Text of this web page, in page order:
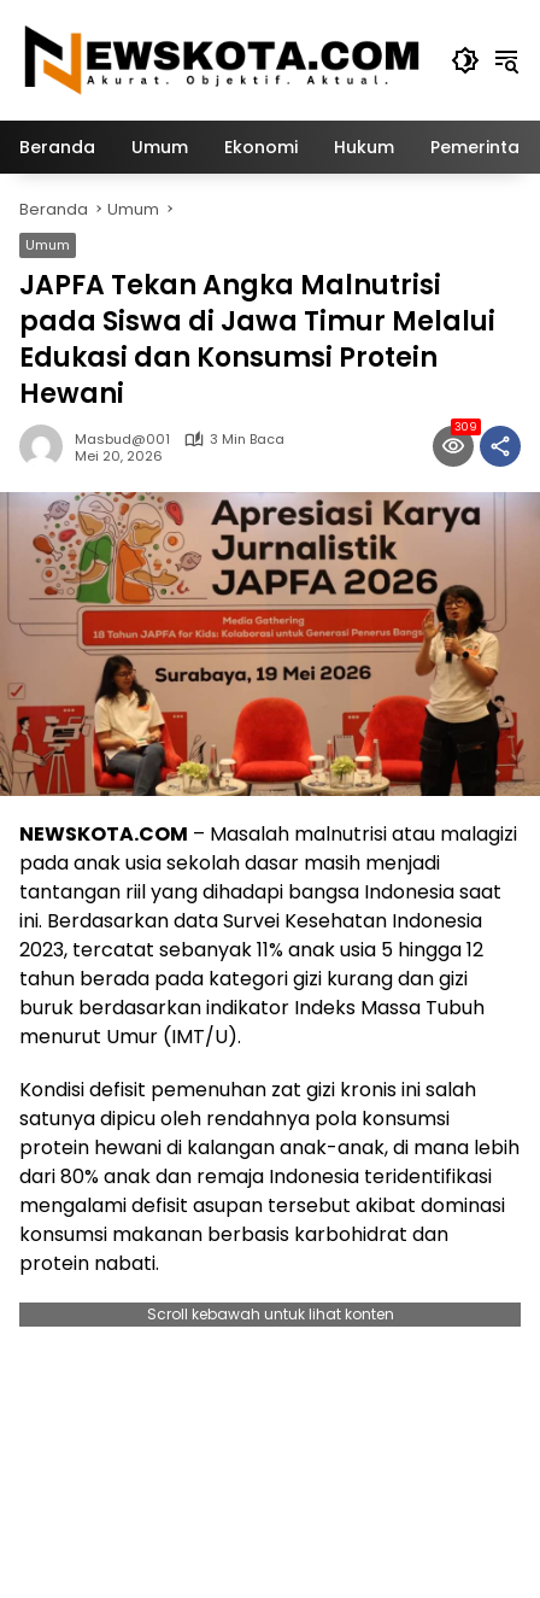
konten
Beranda Umum Ekonomi Hukum
Beranda Umum
Umum
JAPFA Tekan Angka Malnutrisi
pada Siswa di Jawa Timur Melalui
Edukasi dan Konsumsi Protein
Hewani
Masbud@001
3 Min Baca
Mei 20, 2026
309
NEWSKOTA.COM – Masalah malnutrisi atau malagizi
pada anak usia sekolah dasar masih menjadi
tantangan riil yang dihadapi bangsa Indonesia saat
ini. Berdasarkan data Survei Kesehatan Indonesia
2023, tercatat sebanyak 11% anak usia 5 hingga 12
tahun berada pada kategori gizi kurang dan gizi
buruk berdasarkan indikator Indeks Massa Tubuh
menurut Umur (IMT/U).
Kondisi defisit pemenuhan zat gizi kronis ini salah
satunya dipicu oleh rendahnya pola konsumsi
protein hewani di kalangan anak-anak, di mana lebih
dari 80% anak dan remaja Indonesia teridentifikasi
mengalami defisit asupan tersebut akibat dominasi
konsumsi makanan berbasis karbohidrat dan
protein nabati.
Scroll kebawah untuk lihat konten